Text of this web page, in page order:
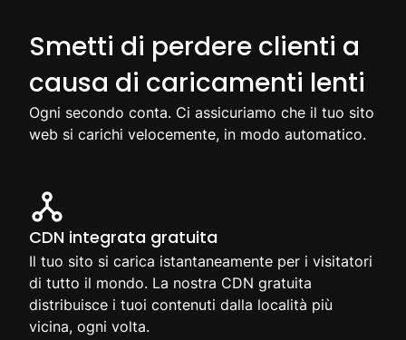
Smetti di perdere clienti a
causa di caricamenti lenti
Ogni secondo conta. Ci assicuriamo che il tuo sito
web si carichi velocemente, in modo automatico.
CDN integrata gratuita
Il tuo sito si carica istantaneamente per i visitatori
di tutto il mondo. La nostra CDN gratuita
distribuisce i tuoi contenuti dalla località più
vicina, ogni volta.